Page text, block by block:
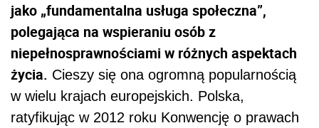
jako „fundamentalna usługa społeczna”,
polegająca na wspieraniu osób z
niepełnosprawnościami w różnych aspektach
życia. Cieszy się ona ogromną popularnością
w wielu krajach europejskich. Polska,
ratyfikując w 2012 roku Konwencję o prawach